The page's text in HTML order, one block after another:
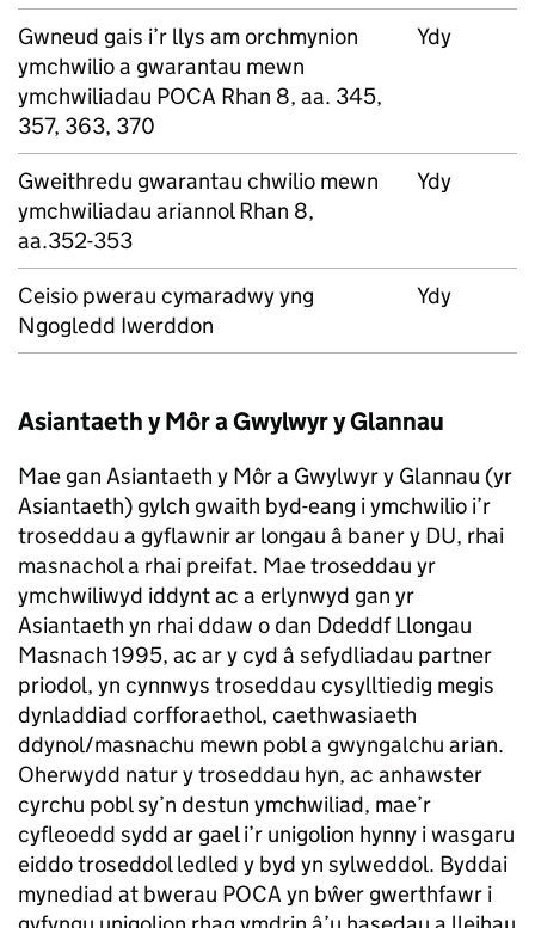
Gwneud gais i’r llys am orchmynion
ymchwilio a gwarantau mewn
ymchwiliadau POCA Rhan 8, aa. 345,
357, 363, 370
Ydy
Gweithredu gwarantau chwilio mewn
ymchwiliadau ariannol Rhan 8,
aa.352-353
Ydy
Ceisio pwerau cymaradwy yng
Ngogledd Iwerddon
Ydy
Asiantaeth y Môr a Gwylwyr y Glannau
Mae gan Asiantaeth y Môr a Gwylwyr y Glannau (yr
Asiantaeth) gylch gwaith byd-eang i ymchwilio i’r
troseddau a gyflawnir ar longau â baner y DU, rhai
masnachol a rhai preifat. Mae troseddau yr
ymchwiliwyd iddynt ac a erlynwyd gan yr
Asiantaeth yn rhai ddaw o dan Ddeddf Llongau
Masnach 1995, ac ar y cyd â sefydliadau partner
priodol, yn cynnwys troseddau cysylltiedig megis
dynladdiad corfforaethol, caethwasiaeth
ddynol/masnachu mewn pobl a gwyngalchu arian.
Oherwydd natur y troseddau hyn, ac anhawster
cyrchu pobl sy’n destun ymchwiliad, mae’r
cyfleoedd sydd ar gael i’r unigolion hynny i wasgaru
eiddo troseddol ledled y byd yn sylweddol. Byddai
mynediad at bwerau POCA yn bŵer gwerthfawr i